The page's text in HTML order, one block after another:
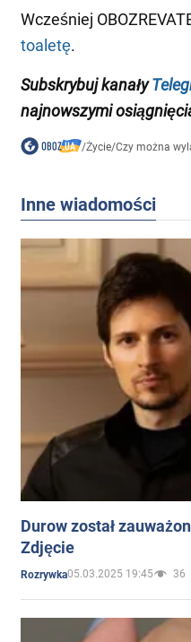
Wcześniej
toaletę.
Subskrybuj kanały
najnowszymi
/Życie/Czy można
Inne wiadomości
Durow został
Zdjęcie
Rozrywka05.03.2025 19:45 36